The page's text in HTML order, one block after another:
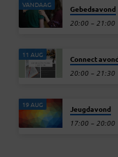
VANDAAG Gebedsavond
20:00 – 21:00
11 AUG Connect
20:00 – 21:30
19 AUG Jeugdavond
17:00 – 20:00